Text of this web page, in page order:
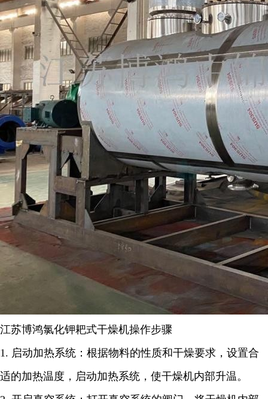
江苏博鸿氯化钾耙式干燥机操作步骤
1. 启动加热系统：根据物料的性质和干燥要求，设置合
适的加热温度，启动加热系统，使干燥机内部升温。